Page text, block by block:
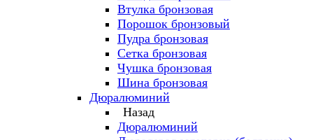
Втулка бронзовая
Порошок бронзовый
Пудра бронзовая
Сетка бронзовая
Чушка бронзовая
Шина бронзовая
Дюралюминий
Назад
Дюралюминий